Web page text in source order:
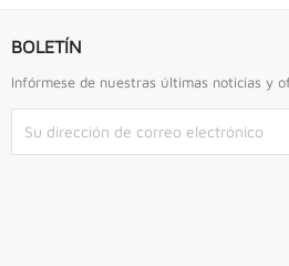
BOLETÍN
Infórmese de nuestras últimas noticias y